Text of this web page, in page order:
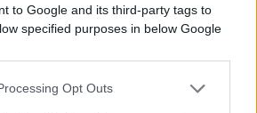
to Google and its third-party tags to
specified purposes in below Google
Opt Outs
al 44,7% (-0,1). Restano fuori
Futuro Nazionale al
al 3,0% (-0,1), mentre le altre
al 3,4% (-0,2).